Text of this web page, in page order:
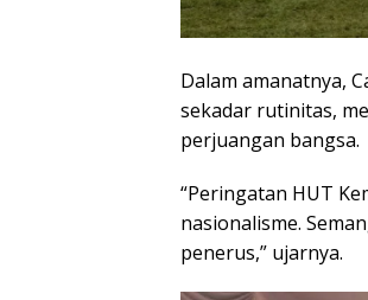
Dalam amanatnya,
sekadar rutinitas,
perjuangan bangsa.
“Peringatan HUT
nasionalisme.
penerus,” ujarnya.